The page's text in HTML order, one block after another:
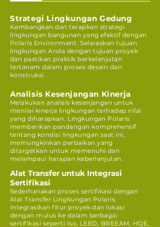
Strategi Lingkungan Gedung
Kembangkan dan terapkan strategi
lingkungan bangunan yang efektif dengan
Polaris Environment. Selaraskan tujuan
lingkungan Anda dengan tujuan proyek
dan pastikan praktik berkelanjutan
tertanam dalam proses desain dan
konstruksi.
Analisis Kesenjangan Kinerja
Melakukan analisis kesenjangan untuk
menilai kinerja lingkungan terhadap nilai
yang diharapkan. Lingkungan Polaris
memberikan pandangan komprehensif
tentang kondisi lingkungan saat ini,
memungkinkan perbaikan yang
ditargetkan untuk memenuhi dan
melampaui harapan keberlanjutan.
Alat Transfer untuk Integrasi
Sertifikasi
Sederhanakan proses sertifikasi dengan
Alat Transfer Lingkungan Polaris.
Integrasikan fitur proyek dan lokasi
dengan mulus ke dalam berbagai
sertifikasi seperti Iso, LEED, BREEAM, HQE,